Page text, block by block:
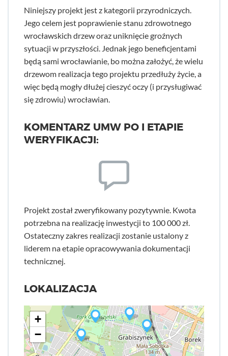
Niniejszy projekt jest z kategorii przyrodniczych.
Jego celem jest poprawienie stanu zdrowotnego
wrocławskich drzew oraz uniknięcie groźnych
sytuacji w przyszłości. Jednak jego beneficjentami
będą sami wrocławianie, bo można założyć, że wielu
drzewom realizacja tego projektu przedłuży życie, a
więc będą mogły dłużej cieszyć oczy (i przysługiwać
się zdrowiu) wrocławian.
KOMENTARZ UMW PO I ETAPIE
WERYFIKACJI:
Projekt został zweryfikowany pozytywnie. Kwota
potrzebna na realizację inwestycji to 100 000 zł.
Ostateczny zakres realizacji zostanie ustalony z
liderem na etapie opracowywania dokumentacji
technicznej.
LOKALIZACJA
+
−